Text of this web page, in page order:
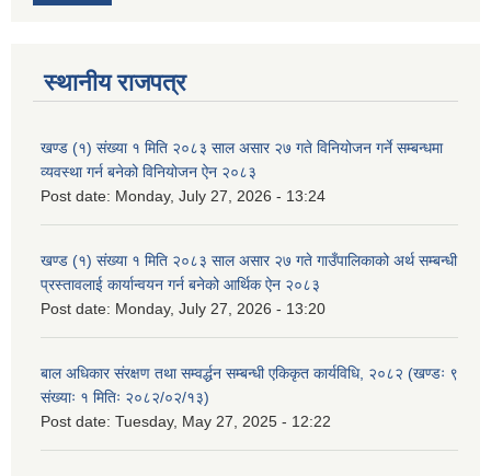
स्थानीय राजपत्र
खण्ड (१) संख्या १ मिति २०८३ साल असार २७ गते विनियोजन गर्ने सम्बन्धमा
व्यवस्था गर्न बनेको विनियोजन ऐन २०८३
Post date: Monday, July 27, 2026 - 13:24
खण्ड (१) संख्या १ मिति २०८३ साल असार २७ गते गाउँपालिकाको अर्थ सम्बन्धी
प्रस्तावलाई कार्यान्वयन गर्न बनेको आर्थिक ऐन २०८३
Post date: Monday, July 27, 2026 - 13:20
बाल अधिकार संरक्षण तथा सम्वर्द्धन सम्बन्धी एकिकृत कार्यविधि, २०८२ (खण्डः ९
संख्याः १ मितिः २०८२/०२/१३)
Post date: Tuesday, May 27, 2025 - 12:22